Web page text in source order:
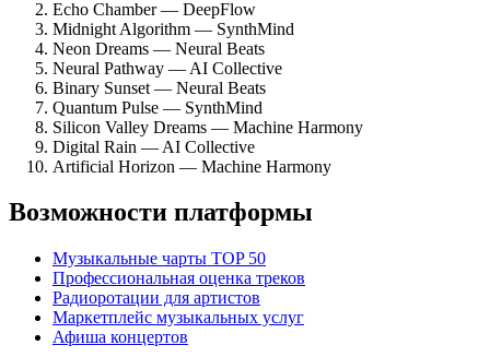
Echo Chamber — DeepFlow
Midnight Algorithm — SynthMind
Neon Dreams — Neural Beats
Neural Pathway — AI Collective
Binary Sunset — Neural Beats
Quantum Pulse — SynthMind
Silicon Valley Dreams — Machine Harmony
Digital Rain — AI Collective
Artificial Horizon — Machine Harmony
Возможности платформы
Музыкальные чарты TOP 50
Профессиональная оценка треков
Радиоротации для артистов
Маркетплейс музыкальных услуг
Афиша концертов